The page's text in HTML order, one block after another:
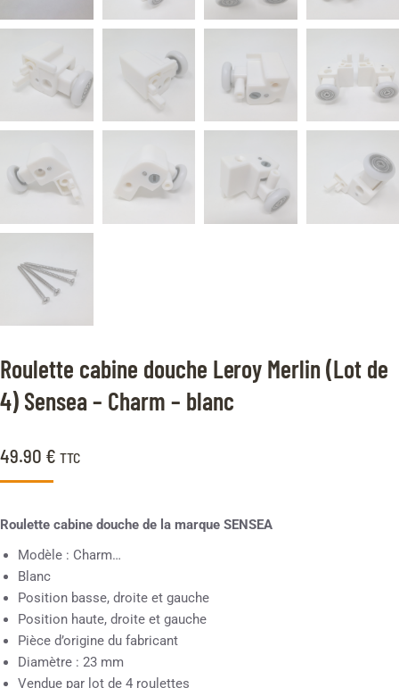
Roulette cabine douche Leroy Merlin (Lot de
4) Sensea – Charm – blanc
49.90 € TTC
Roulette cabine douche de la marque SENSEA
Modèle : Charm…
Blanc
Position basse, droite et gauche
Position haute, droite et gauche
Pièce d’origine du fabricant
Diamètre : 23 mm
Vendue par lot de 4 roulettes